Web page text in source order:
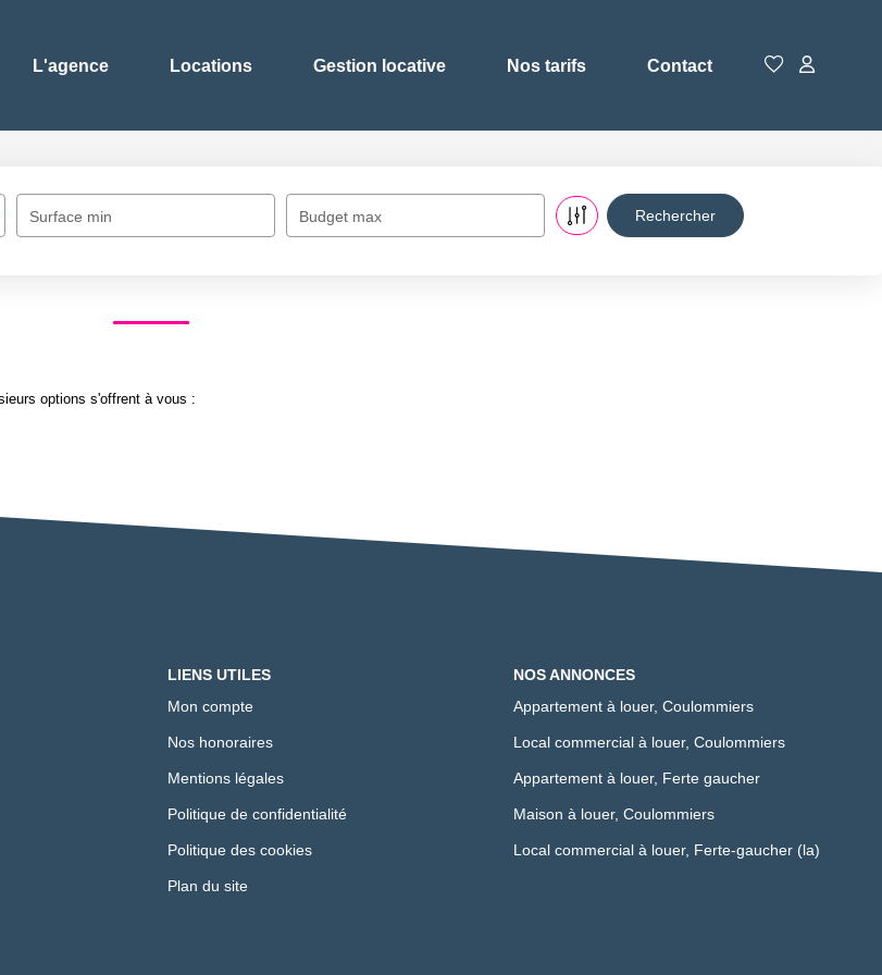
L'agence Locations Gestion locative Nos tarifs Contact
Surface min Budget max
options s'offrent à vous :
LIENS UTILES
Mon compte
Nos honoraires
Mentions légales
Politique de confidentialité
Politique des cookies
Plan du site
NOS ANNONCES
Appartement à louer, Coulommiers
Local commercial à louer, Coulommiers
Appartement à louer, Ferte gaucher
Maison à louer, Coulommiers
Local commercial à louer, Ferte-gaucher (la)